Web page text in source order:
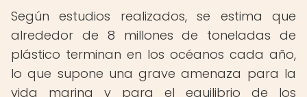
Según estudios realizados, se estima que
alrededor de 8 millones de toneladas de
plástico terminan en los océanos cada año,
lo que supone una grave amenaza para la
vida marina y para el equilibrio de los